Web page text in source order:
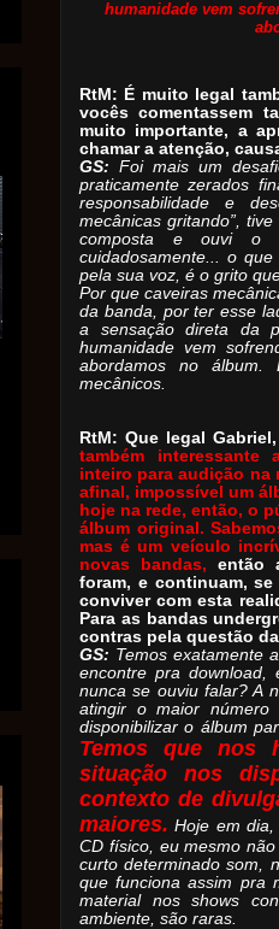
humanidade vem
RtM: É muito legal
vocês comentassem
muito importante, a
chamar a atenção,
GS: Foi mais um
praticamente zerados
responsabilidade e
mecânicas gritando”,
composta e ouvi o
cuidadosamente... o
pela sua voz, é o grito
Por que caveiras
da banda, por ter esse
a sensação direta da
humanidade vem
abordamos no álbum.
mecânicos.
RtM: Que legal
também
inteiro para audição na
afinal, impossível um
hoje na rede, então, o
álbum original.
mas é um veículo
novas bandas, então
foram, e continuam,
conviver com esta
Para as bandas
contras pela questão
GS: Temos exatamente
encontre pra
nunca se ouviu falar? A
atingir o maior número
disponibilizar o álbum
Temos que nos
situação nos
contexto de
maiores. Hoje em
CD físico, eu mesmo
curto determinado som,
que funciona assim pra
material nos shows
ambiente, são raras.